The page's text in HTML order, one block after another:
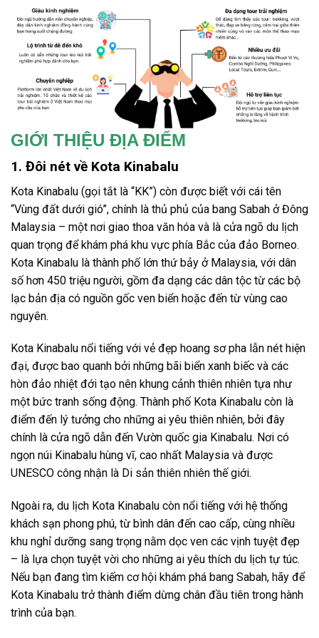
GIỚI THIỆU ĐỊA ĐIỂM
1. Đôi nét về Kota Kinabalu
Kota Kinabalu (gọi tắt là “KK”) còn được biết với cái tên
“Vùng đất dưới gió”, chính là thủ phủ của bang Sabah ở Đông
Malaysia – một nơi giao thoa văn hóa và là cửa ngõ du lịch
quan trọng để khám phá khu vực phía Bắc của đảo Borneo.
Kota Kinabalu là thành phố lớn thứ bảy ở Malaysia, với dân
số hơn 450 triệu người, gồm đa dạng các dân tộc từ các bộ
lạc bản địa có nguồn gốc ven biển hoặc đến từ vùng cao
nguyên.
Kota Kinabalu nổi tiếng với vẻ đẹp hoang sơ pha lẫn nét hiện
đại, được bao quanh bởi những bãi biển xanh biếc và các
hòn đảo nhiệt đới tạo nên khung cảnh thiên nhiên tựa như
một bức tranh sống động. Thành phố Kota Kinabalu còn là
điểm đến lý tưởng cho những ai yêu thiên nhiên, bởi đây
chính là cửa ngõ dẫn đến Vườn quốc gia Kinabalu. Nơi có
ngọn núi Kinabalu hùng vĩ, cao nhất Malaysia và được
UNESCO công nhận là Di sản thiên nhiên thế giới.
Ngoài ra, du lịch Kota Kinabalu còn nổi tiếng với hệ thống
khách sạn phong phú, từ bình dân đến cao cấp, cùng nhiều
khu nghỉ dưỡng sang trọng nằm dọc ven các vịnh tuyệt đẹp
– là lựa chọn tuyệt vời cho những ai yêu thích du lịch tự túc.
Nếu bạn đang tìm kiếm cơ hội khám phá bang Sabah, hãy để
Kota Kinabalu trở thành điểm dừng chân đầu tiên trong hành
trình của bạn.